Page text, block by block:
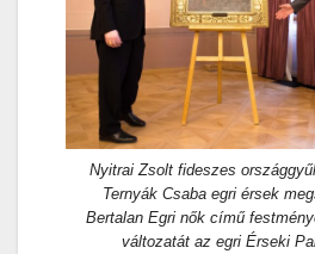
Nyitrai Zsolt fideszes
Ternyák Csaba egri érsek
Bertalan Egri nők című
változatát az egri Érseki